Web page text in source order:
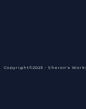
Copyright©2023 - Sharon's